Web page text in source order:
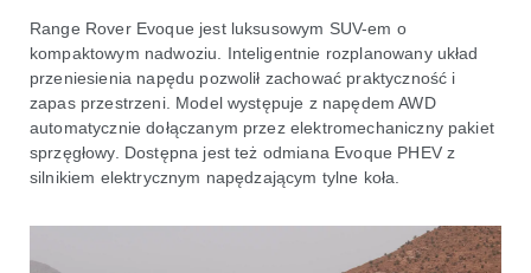
Range Rover Evoque jest luksusowym SUV-em o
kompaktowym nadwoziu. Inteligentnie rozplanowany układ
przeniesienia napędu pozwolił zachować praktyczność i
zapas przestrzeni. Model występuje z napędem AWD
automatycznie dołączanym przez elektromechaniczny pakiet
sprzęgłowy. Dostępna jest też odmiana Evoque PHEV z
silnikiem elektrycznym napędzającym tylne koła.